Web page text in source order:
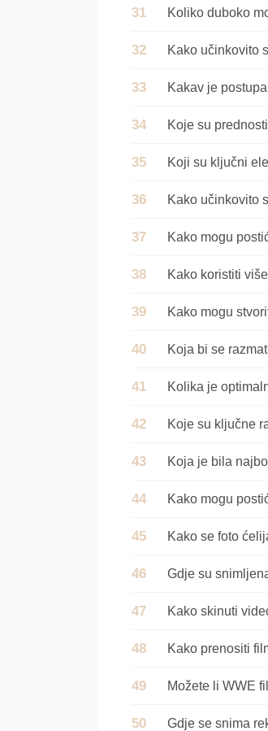
Koliko duboko
Kako učinkovito
Kakav je
Koji su ključni
Kako učinkovito
Kako mogu
Kako koristiti
Kako mogu
Koja bi se
Koja je bila
Kako se foto
Gdje su
Kako skinuti
Kako prenositi
Možete li WWE
Gdje se snima